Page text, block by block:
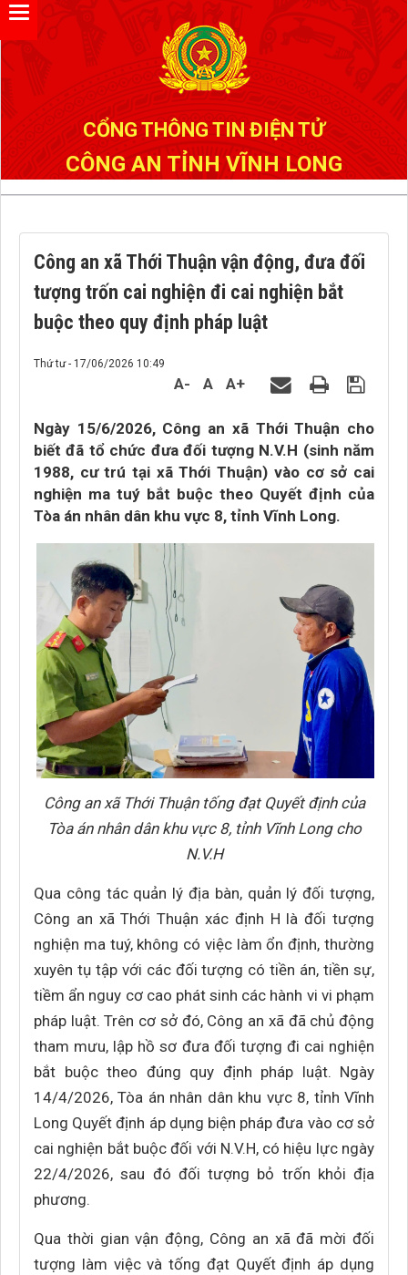
CỔNG THÔNG TIN ĐIỆN TỬ
CÔNG AN TỈNH VĨNH LONG
Công an xã Thới Thuận vận động, đưa đối
tượng trốn cai nghiện đi cai nghiện bắt
buộc theo quy định pháp luật
Thứ tư - 17/06/2026 10:49
A- A A+
Ngày 15/6/2026, Công an xã Thới Thuận cho
biết đã tổ chức đưa đối tượng N.V.H (sinh năm
1988, cư trú tại xã Thới Thuận) vào cơ sở cai
nghiện ma tuý bắt buộc theo Quyết định của
Tòa án nhân dân khu vực 8, tỉnh Vĩnh Long.
Công an xã Thới Thuận tống đạt Quyết định của
Tòa án nhân dân khu vực 8, tỉnh Vĩnh Long cho
N.V.H
Qua công tác quản lý địa bàn, quản lý đối tượng,
Công an xã Thới Thuận xác định H là đối tượng
nghiện ma tuý, không có việc làm ổn định, thường
xuyên tụ tập với các đối tượng có tiền án, tiền sự,
tiềm ẩn nguy cơ cao phát sinh các hành vi vi phạm
pháp luật. Trên cơ sở đó, Công an xã đã chủ động
tham mưu, lập hồ sơ đưa đối tượng đi cai nghiện
bắt buộc theo đúng quy định pháp luật. Ngày
14/4/2026, Tòa án nhân dân khu vực 8, tỉnh Vĩnh
Long Quyết định áp dụng biện pháp đưa vào cơ sở
cai nghiện bắt buộc đối với N.V.H, có hiệu lực ngày
22/4/2026, sau đó đối tượng bỏ trốn khỏi địa
phương.
Qua thời gian vận động, Công an xã đã mời đối
tượng làm việc và tống đạt Quyết định áp dụng